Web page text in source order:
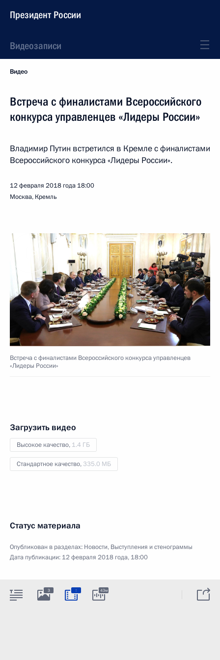
Президент России
Видеозаписи
Видео
Встреча с финалистами Всероссийского
конкурса управленцев «Лидеры России»
Владимир Путин встретился в Кремле с финалистами
Всероссийского конкурса «Лидеры России».
12 февраля 2018 года 18:00
Москва, Кремль
Встреча с финалистами Всероссийского конкурса управленцев
«Лидеры России»
Загрузить видео
Высокое качество, 1.4 ГБ
Стандартное качество, 335.0 МБ
Статус материала
Опубликован в разделах: Новости, Выступления и стенограммы
Дата публикации: 12 февраля 2018 года, 18:00
3 : 43м